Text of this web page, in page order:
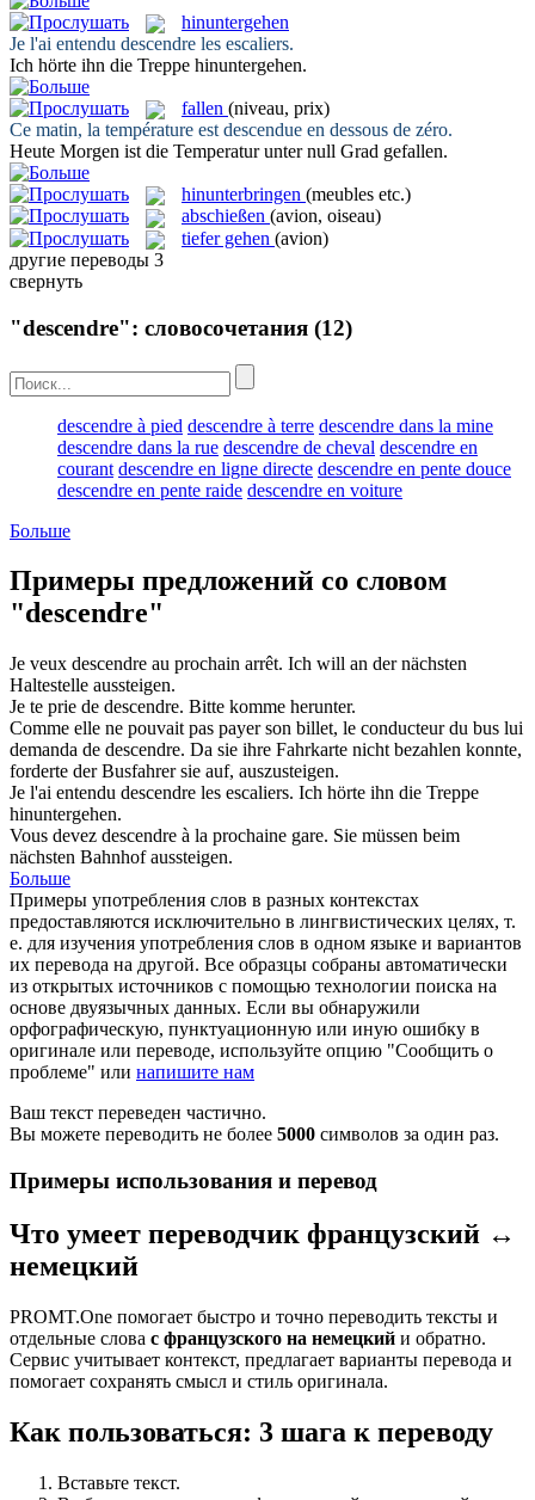
hinuntergehen
Je l'ai entendu descendre les escaliers.
Ich hörte ihn die Treppe hinuntergehen.
fallen (niveau, prix)
Ce matin, la température est descendue en dessous de zéro.
Heute Morgen ist die Temperatur unter null Grad gefallen.
hinunterbringen (meubles etc.)
abschießen (avion, oiseau)
tiefer gehen (avion)
другие переводы 3
свернуть
"descendre": словосочетания (12)
descendre à pied descendre à terre descendre dans la mine
descendre dans la rue descendre de cheval descendre en
courant descendre en ligne directe descendre en pente douce
descendre en pente raide descendre en voiture
Больше
Примеры предложений со словом
"descendre"
Je veux descendre au prochain arrêt. Ich will an der nächsten
Haltestelle aussteigen.
Je te prie de descendre. Bitte komme herunter.
Comme elle ne pouvait pas payer son billet, le conducteur du bus lui
demanda de descendre. Da sie ihre Fahrkarte nicht bezahlen konnte,
forderte der Busfahrer sie auf, auszusteigen.
Je l'ai entendu descendre les escaliers. Ich hörte ihn die Treppe
hinuntergehen.
Vous devez descendre à la prochaine gare. Sie müssen beim
nächsten Bahnhofaussteigen.
Больше
Примеры употребления слов в разных контекстах
предоставляются исключительно в лингвистических целях, т.
е. для изучения употребления слов в одном языке и вариантов
их перевода на другой. Все образцы собраны автоматически
из открытых источников с помощью технологии поиска на
основе двуязычных данных. Если вы обнаружили
орфографическую, пунктуационную или иную ошибку в
оригинале или переводе, используйте опцию "Сообщить о
проблеме" или напишите нам
Ваш текст переведен частично.
Вы можете переводить не более 5000 символов за один раз.
Примеры использования и перевод
Что умеет переводчик французский ↔
немецкий
PROMT.One помогает быстро и точно переводить тексты и
отдельные слова с французского на немецкий и обратно.
Сервис учитывает контекст, предлагает варианты перевода и
помогает сохранять смысл и стиль оригинала.
Как пользоваться: 3 шага к переводу
Вставьте текст.